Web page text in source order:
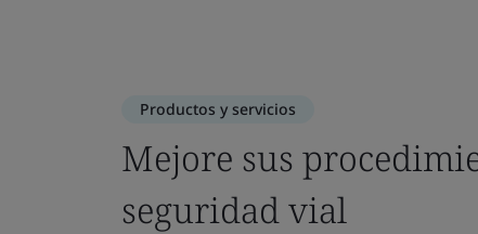
Productos y servicios
Mejore sus
seguridad vial